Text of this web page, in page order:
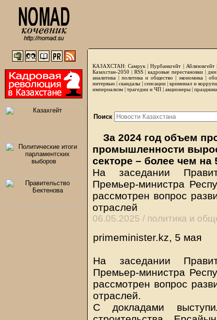
КАЗАХСТАН: Самрук |Нурбанкгейт | Аблязовгейт
Казахстан-2050 | RSS|кадровые перестановки|
аналитика | политика и общество | экономика |
интервью |скандалы | сенсации|криминал и
империализм | трагедии и ЧП | акционеры |
Поиск
За 2024 год объем
промышленности
секторе – более чем на
На заседании
Премьер-министра
рассмотрен вопрос
отраслей
06.05.2025 / политика и
primeminister.kz, 5 мая
На заседании
Премьер-министра
рассмотрен вопрос
отраслей.
С докладами